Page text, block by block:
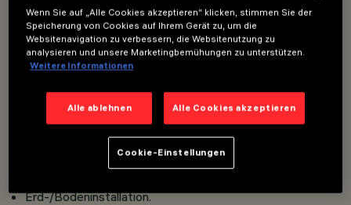
Lichtkomfort für die Bestückung mit LEDs für
Pollerleuchte iWay quadratisch für Umrüstung
bestehender Anlagen mit Metalldampf- oder
Das Retrofit-Kit senkt die Energie- und Wartungskosten
Leuchtstofflampen um bis zu 80% und ermöglicht eine
Erd-/Bodeninstallation.
Wenn Sie auf „Alle Cookies akzeptieren“ klicken, stimmen Sie der
Speicherung von Cookies auf Ihrem Gerät zu, um die
Websitenavigation zu verbessern, die Websitenutzung zu
analysieren und unsere Marketingbemühungen zu unterstützen.
Weitere Informationen
Alle ablehnen Alle Cookies akzeptieren
Cookie-Einstellungen